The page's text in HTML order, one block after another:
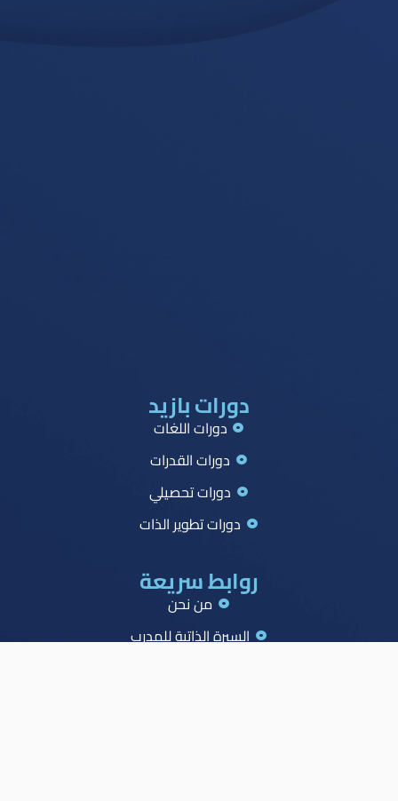
دورات بازيد
دورات اللغات
دورات القدرات
دورات تحصيلي
دورات تطوير الذات
روابط سريعة
من نحن
السيرة الذاتية للمدرب